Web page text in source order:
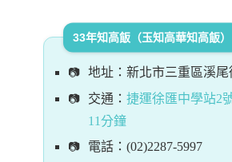
33年知高飯（玉知高華知高飯）
地址：新北市三重區溪尾
交通： 捷運徐匯中學站2
11分鐘
電話：(02)2287-5997